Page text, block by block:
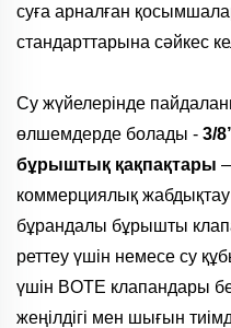
суға арналған
стандарттарына сәйкес
Су жүйелерінде
өлшемдерде болады - 3/
бұрыштық қақпақтары
коммерциялық жабдықтау
бұрандалы бұрышты
реттеу үшін немесе су
үшін BOTE клапандары
жеңілдігі мен шығын